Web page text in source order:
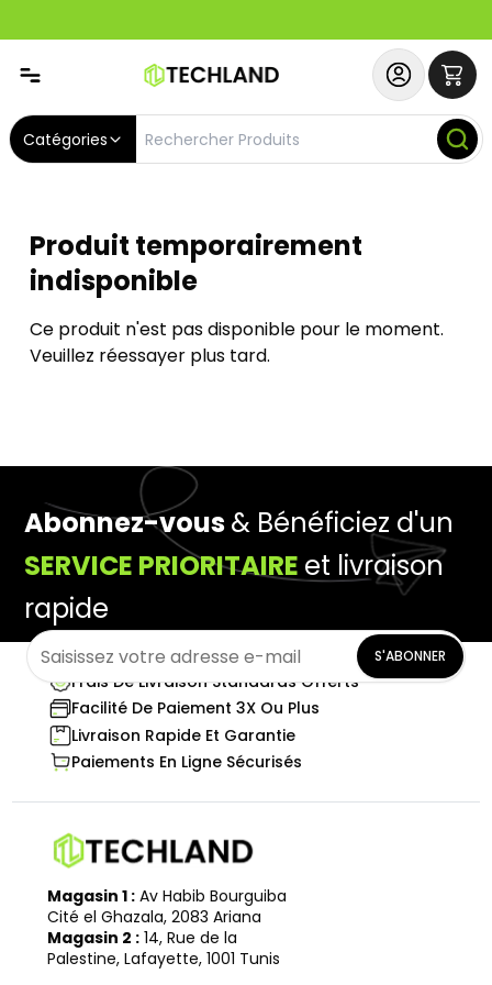
Catégories
Produit temporairement
indisponible
Ce produit n'est pas disponible pour le moment.
Veuillez réessayer plus tard.
Abonnez-vous& Bénéficiez d'un
SERVICE PRIORITAIRE et livraison
rapide
S'ABONNER
Frais De Livraison Standards Offerts
Facilité De Paiement 3X Ou Plus
Livraison Rapide Et Garantie
Paiements En Ligne Sécurisés
Magasin 1 : Av Habib Bourguiba
Cité el Ghazala, 2083 Ariana
Magasin 2 : 14, Rue de la
Palestine, Lafayette, 1001 Tunis